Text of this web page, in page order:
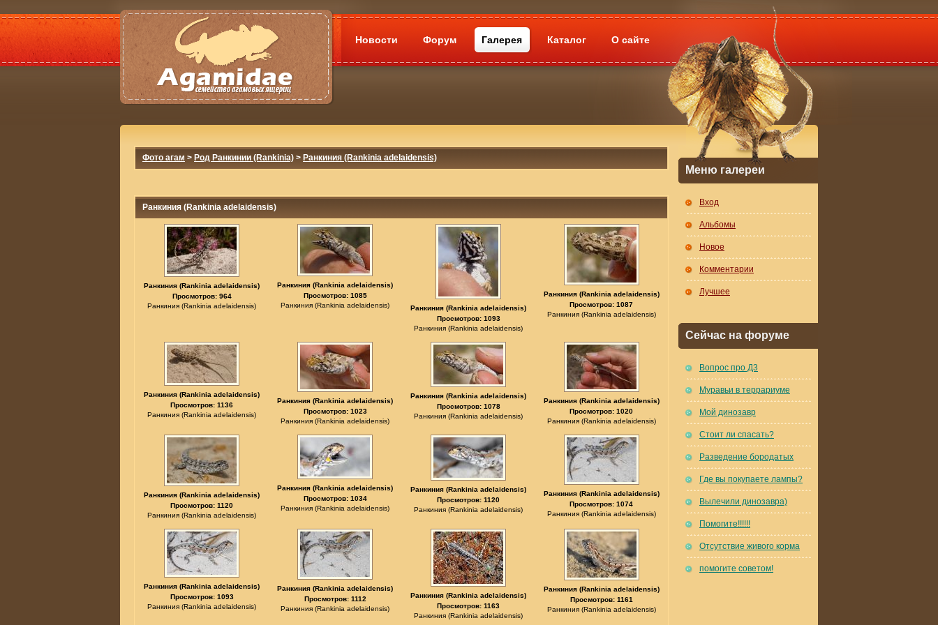
Новости Форум Галерея Каталог О сайте
Фото агам > Род Ранкинии (Rankinia) > Ранкиния (Rankinia adelaidensis)
Ранкиния (Rankinia adelaidensis)
Ранкиния (Rankinia adelaidensis)
Просмотров: 964
Ранкиния (Rankinia adelaidensis)
Ранкиния (Rankinia adelaidensis)
Просмотров: 1085
Ранкиния (Rankinia adelaidensis)
Ранкиния (Rankinia adelaidensis)
Просмотров: 1093
Ранкиния (Rankinia adelaidensis)
Ранкиния (Rankinia adelaidensis)
Просмотров: 1087
Ранкиния (Rankinia adelaidensis)
Ранкиния (Rankinia adelaidensis)
Просмотров: 1136
Ранкиния (Rankinia adelaidensis)
Ранкиния (Rankinia adelaidensis)
Просмотров: 1023
Ранкиния (Rankinia adelaidensis)
Ранкиния (Rankinia adelaidensis)
Просмотров: 1078
Ранкиния (Rankinia adelaidensis)
Ранкиния (Rankinia adelaidensis)
Просмотров: 1020
Ранкиния (Rankinia adelaidensis)
Ранкиния (Rankinia adelaidensis)
Просмотров: 1120
Ранкиния (Rankinia adelaidensis)
Ранкиния (Rankinia adelaidensis)
Просмотров: 1034
Ранкиния (Rankinia adelaidensis)
Ранкиния (Rankinia adelaidensis)
Просмотров: 1120
Ранкиния (Rankinia adelaidensis)
Ранкиния (Rankinia adelaidensis)
Просмотров: 1074
Ранкиния (Rankinia adelaidensis)
Ранкиния (Rankinia adelaidensis)
Просмотров: 1093
Ранкиния (Rankinia adelaidensis)
Ранкиния (Rankinia adelaidensis)
Просмотров: 1112
Ранкиния (Rankinia adelaidensis)
Ранкиния (Rankinia adelaidensis)
Просмотров: 1163
Ранкиния (Rankinia adelaidensis)
Ранкиния (Rankinia adelaidensis)
Просмотров: 1161
Ранкиния (Rankinia adelaidensis)
Меню галереи
Вход
Альбомы
Новое
Комментарии
Лучшее
Сейчас на форуме
Вопрос про Д3
Муравьи в террариуме
Мой динозавр
Стоит ли спасать?
Разведение бородатых
Где вы покупаете лампы?
Вылечили динозавра)
Помогите!!!!!!
Отсутствие живого корма
помогите советом!